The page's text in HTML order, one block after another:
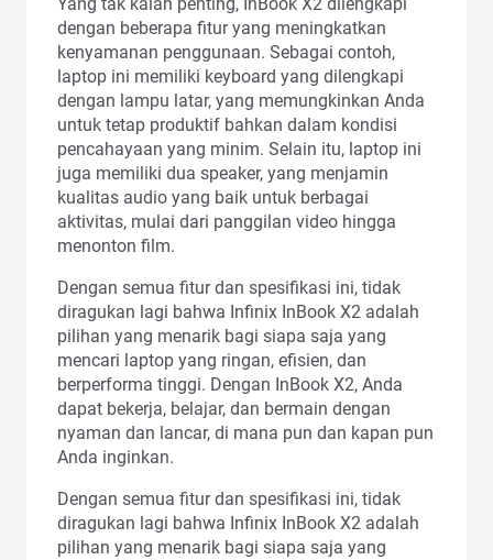
dengan beberapa fitur yang meningkatkan
kenyamanan penggunaan. Sebagai contoh,
laptop ini memiliki keyboard yang dilengkapi
dengan lampu latar, yang memungkinkan Anda
untuk tetap produktif bahkan dalam kondisi
pencahayaan yang minim. Selain itu, laptop ini
juga memiliki dua speaker, yang menjamin
kualitas audio yang baik untuk berbagai
aktivitas, mulai dari panggilan video hingga
menonton film.
Dengan semua fitur dan spesifikasi ini, tidak
diragukan lagi bahwa Infinix InBook X2 adalah
pilihan yang menarik bagi siapa saja yang
mencari laptop yang ringan, efisien, dan
berperforma tinggi. Dengan InBook X2, Anda
dapat bekerja, belajar, dan bermain dengan
nyaman dan lancar, di mana pun dan kapan pun
Anda inginkan.
Dengan semua fitur dan spesifikasi ini, tidak
diragukan lagi bahwa Infinix InBook X2 adalah
pilihan yang menarik bagi siapa saja yang